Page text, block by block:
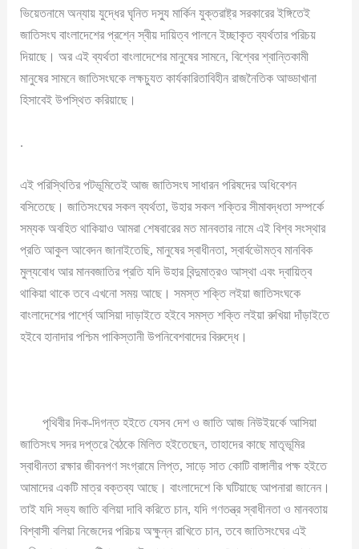
ভিয়েতনামে অন্যায় যুদ্ধের ঘৃনিত দস্যু মার্কিন যুক্তরাষ্ট্র সরকারের ইঙ্গিতেই
জাতিসংঘ বাংলাদেশের প্রশ্নে স্বীয় দায়িত্ব পালনে ইচ্ছাকৃত ব্যর্থতার পরিচয়
দিয়াছে। অর এই ব্যর্থতা বাংলাদেশের মানুষের সামনে, বিশ্বের শ্বান্তিকামী
মানুষের সামনে জাতিসংঘকে লক্ষচ্যুত কার্যকারিতাবিহীন রাজনৈতিক আড্ডাখানা
হিসাবেই উপস্থিত করিয়াছে।
.
এই পরিস্থিতির পটভূমিতেই আজ জাতিসংঘ সাধারন পরিষদের অধিবেশন
বসিতেছে। জাতিসংঘের সকল ব্যর্থতা, উহার সকল শক্তির সীমাবদ্ধতা সম্পর্কে
সম্যক অবহিত থাকিয়াও আমরা শেষবারের মত মানবতার নামে এই বিশ্ব সংস্থার
প্রতি আকুল আবেদন জানাইতেছি, মানুষের স্বাধীনতা, স্বার্বভৌমত্ব মানবিক
মুল্যবোধ আর মানবজাতির প্রতি যদি উহার বিন্দুমাত্রও আস্থা এবং দ্বায়িত্ব
থাকিয়া থাকে তবে এখনো সময় আছে। সমস্ত শক্তি লইয়া জাতিসংঘকে
বাংলাদেশের পার্শ্বে আসিয়া দাড়াইতে হইবে সমস্ত শক্তি লইয়া রুখিয়া দাঁড়াইতে
হইবে হানাদার পশ্চিম পাকিস্তানী উপনিবেশবাদের বিরুদ্ধে।
পৃথিবীর দিক-দিগন্ত হইতে যেসব দেশ ও জাতি আজ নিউইয়র্কে আসিয়া
জাতিসংঘ সদর দপ্তরে বৈঠকে মিলিত হইতেছেন, তাহাদের কাছে মাতৃভূমির
স্বাধীনতা রক্ষার জীবনপণ সংগ্রামে লিপ্ত, সাড়ে সাত কোটি বাঙ্গালীর পক্ষ হইতে
আমাদের একটি মাত্র বক্তব্য আছে। বাংলাদেশে কি ঘটিয়াছে আপনারা জানেন।
তাই যদি সভ্য জাতি বলিয়া দাবি করিতে চান, যদি গণতন্ত্র স্বাধীনতা ও মানবতায়
বিশ্বাসী বলিয়া নিজেদের পরিচয় অক্ষুন্ন রাখিতে চান, তবে জাতিসংঘের এই